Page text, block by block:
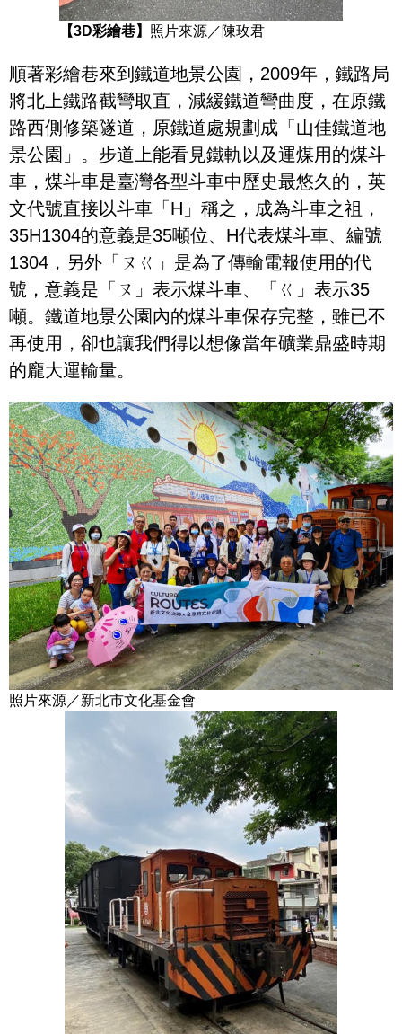
【3D彩繪巷】 照片來源／陳玫君
順著彩繪巷來到鐵道地景公園，2009年，鐵路局
將北上鐵路截彎取直，減緩鐵道彎曲度，在原鐵
路西側修築隧道，原鐵道處規劃成「山佳鐵道地
景公園」。步道上能看見鐵軌以及運煤用的煤斗
車，煤斗車是臺灣各型斗車中歷史最悠久的，英
文代號直接以斗車「H」稱之，成為斗車之祖，
35H1304的意義是35噸位、H代表煤斗車、編號
1304，另外「ㄡㄍ」是為了傳輸電報使用的代
號，意義是「ㄡ」表示煤斗車、「ㄍ」表示35
噸。鐵道地景公園內的煤斗車保存完整，雖已不
再使用，卻也讓我們得以想像當年礦業鼎盛時期
的龐大運輸量。
照片來源／新北市文化基金會